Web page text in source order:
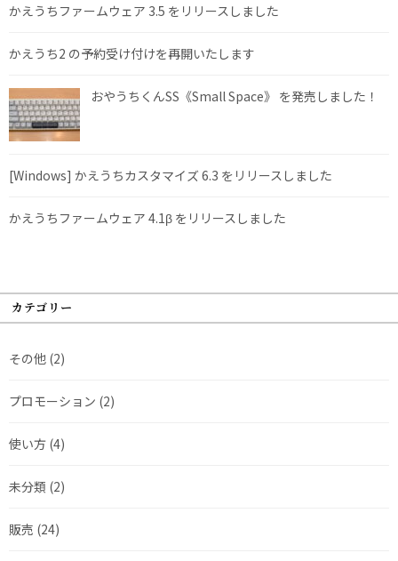
かえうちファームウェア 3.5 をリリースしました
かえうち2 の予約受け付けを再開いたします
おやうちくんSS《Small Space》 を発売しました！
[Windows] かえうちカスタマイズ 6.3 をリリースしました
かえうちファームウェア 4.1β をリリースしました
カテゴリー
その他 (2)
プロモーション (2)
使い方 (4)
未分類 (2)
販売 (24)